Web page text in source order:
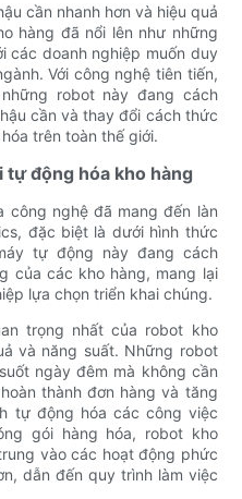
cần nhanh hơn và hiệu quả
hàng đã nổi lên như những
các doanh nghiệp muốn duy
Với công nghệ tiên tiến,
robot này đang cách
cần và thay đổi cách thức
trên toàn thế giới.
tự động hóa kho hàng
công nghệ đã mang đến làn
đặc biệt là dưới hình thức
tự động này đang cách
của các kho hàng, mang lại
lựa chọn triển khai chúng.
trọng nhất của robot kho
và năng suất. Những robot
ngày đêm mà không cần
thành đơn hàng và tăng
tự động hóa các công việc
gói hàng hóa, robot kho
vào các hoạt động phức
dẫn đến quy trình làm việc